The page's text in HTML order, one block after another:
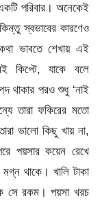
পরিবার। অনেকেই
স্বভাবের কারণেও
ভাবতে শেখায় এই
কিপ্টে, যাকে বলে
থাকার পরও শুধু ‘নাই
তারা ফকিরের মতো
ভালো কিছু খায় না,
পয়সার কয়েন রেখে
মগ্ন থাকে। খালি টাকা
সে রকম। পয়সা খরচ